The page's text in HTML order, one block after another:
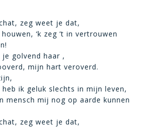
zeg weet je dat,
‘k zeg ’t in vertrouwen
je golvend haar ,
mijn hart veroverd.
ik geluk slechts in mijn leven,
mensch mij nog op aarde kunnen
zeg weet je dat,